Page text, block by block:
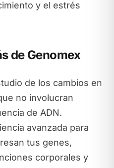
y el estrés
de Genomex
de los cambios en
no involucran
de ADN.
avanzada para
tus genes,
corporales y